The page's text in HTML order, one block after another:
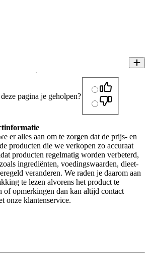
pagina je geholpen?
er alles aan om te zorgen dat de prijs- en
producten die we verkopen zo accuraat
producten regelmatig worden verbeterd,
ingrediënten, voedingswaarden, dieet-
veranderen. We raden je daarom aan
te lezen alvorens het product te
of opmerkingen dan kan altijd contact
onze klantenservice.